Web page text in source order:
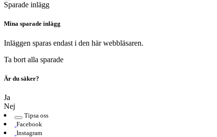
Sparade inlägg
Mina sparade inlägg
Inläggen sparas endast i den här webbläsaren.
Ta bort alla sparade
Är du säker?
Ja
Nej
Tipsa oss
Facebook
Instagram